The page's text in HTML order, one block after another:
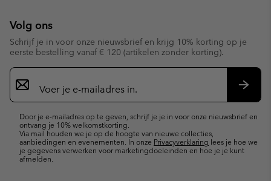
Volg ons
Schrijf je in voor onze nieuwsbrief en krijg 10% korting op je
eerste bestelling vanaf € 120 (artikelen zonder korting).
Aanmelden
voor
e-
Door je e-mailadres op te geven, schrijf je je in voor onze nieuwsbrief en
ontvang je 10% welkomstkorting.
Via mail houden we je op de hoogte van nieuwe collecties,
aanbiedingen en evenementen. In onze Privacyverklaring lees je hoe we
je gegevens verwerken voor marketingdoeleinden en hoe je je kunt
afmelden.